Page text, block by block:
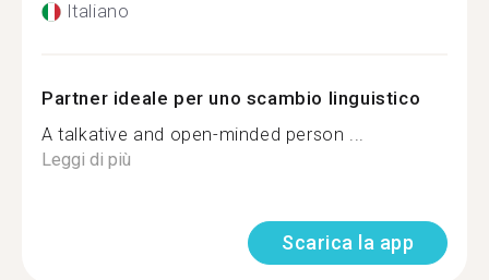
Italiano
Partner ideale per uno scambio linguistico
A talkative and open-minded person ...
Leggi di più
Scarica la app